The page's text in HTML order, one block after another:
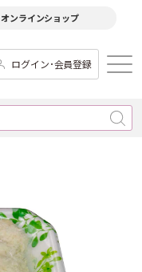
オンラインショップ
ログイン･会員登録